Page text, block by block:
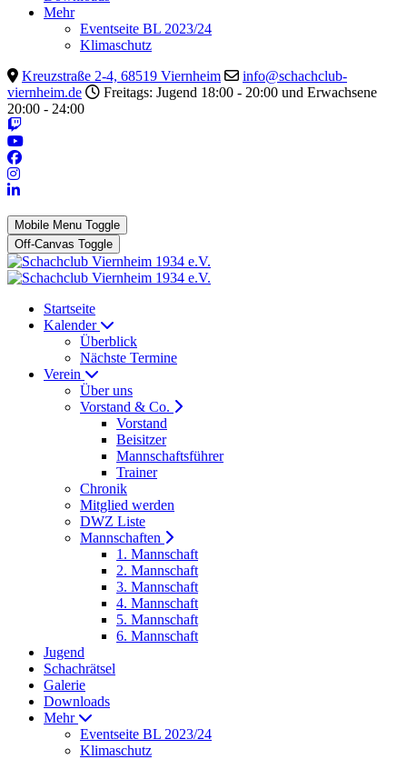
Mehr
Eventseite BL 2023/24
Klimaschutz
Kreuzstraße 2-4, 68519 Viernheim
info@schachclub-
viernheim.de
Freitags: Jugend 18:00 - 20:00 und Erwachsene
20:00 - 24:00
Mobile Menu Toggle
Off-Canvas Toggle
Startseite
Kalender
Überblick
Nächste Termine
Verein
Über uns
Vorstand & Co.
Vorstand
Beisitzer
Mannschaftsführer
Trainer
Chronik
Mitglied werden
DWZ Liste
Mannschaften
1. Mannschaft
2. Mannschaft
3. Mannschaft
4. Mannschaft
5. Mannschaft
6. Mannschaft
Jugend
Schachrätsel
Galerie
Downloads
Mehr
Eventseite BL 2023/24
Klimaschutz